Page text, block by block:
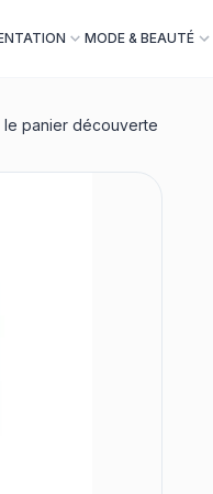
MODE & BEAUTÉ
le panier découverte